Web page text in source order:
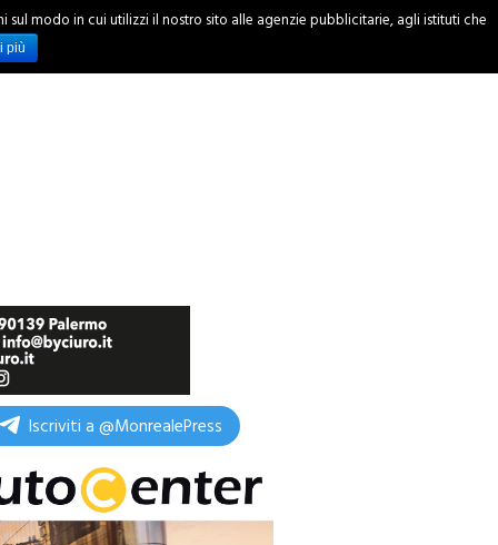
INCHIESTE
Iscriviti a @MonrealePress
modo in cui utilizzi il nostro sito alle agenzie pubblicitarie, agli istituti che
più